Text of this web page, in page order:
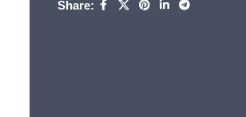
Share: